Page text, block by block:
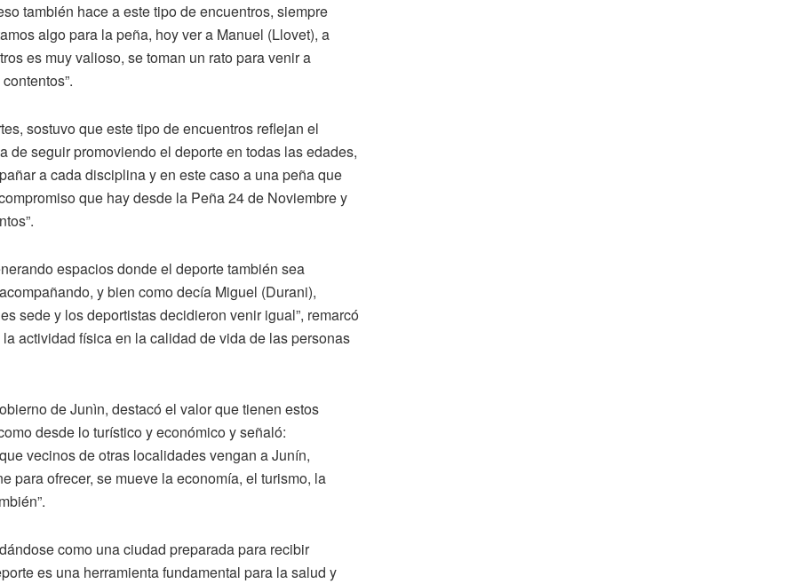
también hace a este tipo de encuentros, siempre
algo para la peña, hoy ver a Manuel (Llovet), a
es muy valioso, se toman un rato para venir a
sostuvo que este tipo de encuentros reflejan el
seguir promoviendo el deporte en todas las edades,
a cada disciplina y en este caso a una peña que
que hay desde la Peña 24 de Noviembre y
espacios donde el deporte también sea
y bien como decía Miguel (Durani),
sede y los deportistas decidieron venir igual”, remarcó
actividad física en la calidad de vida de las personas
de Junìn, destacó el valor que tienen estos
desde lo turístico y económico y señaló:
vecinos de otras localidades vengan a Junín,
para ofrecer, se mueve la economía, el turismo, la
como una ciudad preparada para recibir
es una herramienta fundamental para la salud y